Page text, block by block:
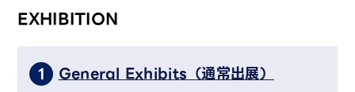
EXHIBITION
1 General Exhibits（通常出展）